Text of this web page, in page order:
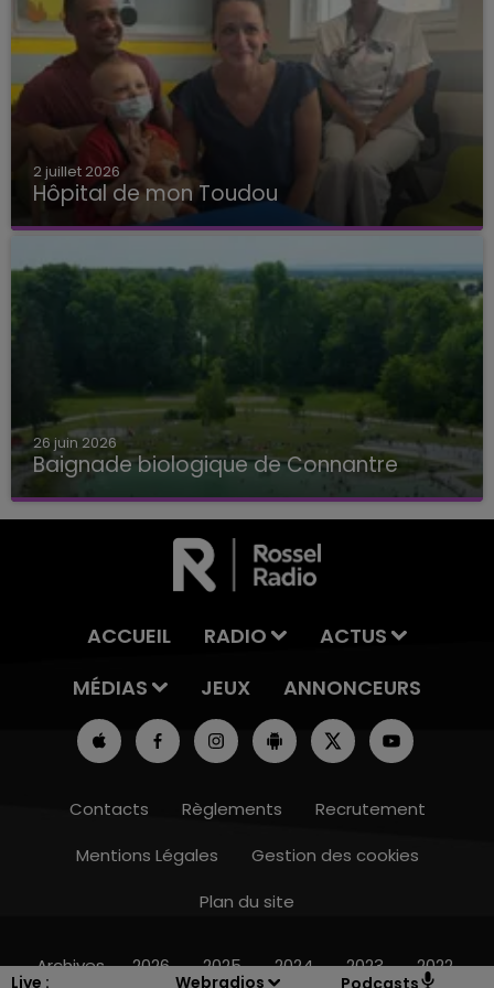
Live : Webradios Podcasts
15h00 - 19h00
2 juillet 2026
Hôpital de mon Toudou
Hôpital de mon Toudou
26 juin 2026
Baignade biologique de Connantre
Baignade biologique de Connantre
ACCUEIL RADIO
ACTUS
MÉDIAS
JEUX ANNONCEURS
Contacts Règlements
Recrutement
Mentions Légales
Gestion des cookies
Plan du site
Archives 2026 2025 2024 2023 2022